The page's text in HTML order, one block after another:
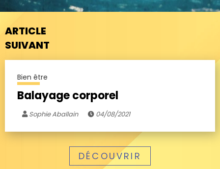
ARTICLE
SUIVANT
Bien être
Balayage corporel
Sophie Aballain 04/08/2021
DÉCOUVRIR